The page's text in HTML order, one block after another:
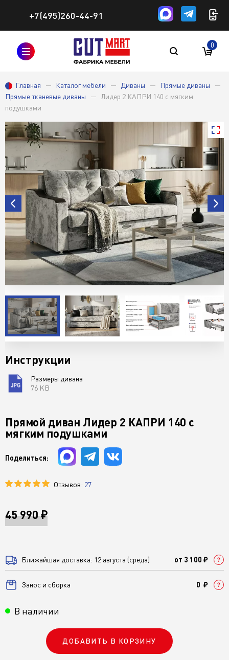
+7(495)260-44-91
0
Главная Каталог мебели Диваны
Прямые диваны
Прямые тканевые диваны
Лидер 2 КАПРИ 140 с мягким
подушками
Инструкции
Размеры дивана
76 KB
Прямой диван Лидер 2 КАПРИ 140 с
мягким подушками
Поделиться:
Отзывов: 27
45 990 ₽
Ближайшая доставка: 12 августа (среда) от 3 100 ₽
Занос и сборка 0 ₽
В наличии
ДОБАВИТЬ В КОРЗИНУ